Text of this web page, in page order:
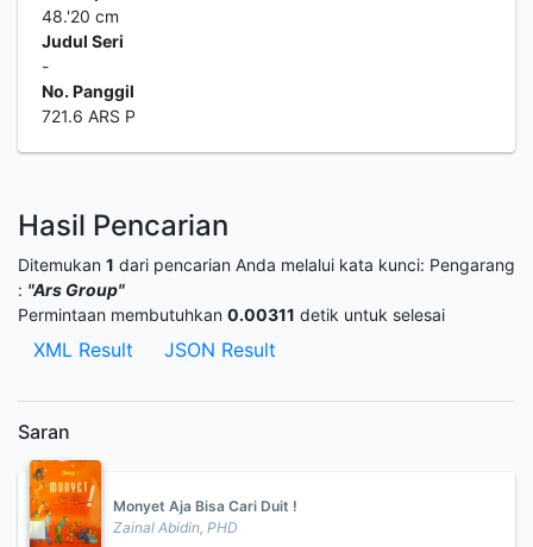
48.'20 cm
Judul Seri
-
No. Panggil
721.6 ARS P
Hasil Pencarian
Ditemukan 1 dari pencarian Anda melalui kata kunci: Pengarang
: "Ars Group"
Permintaan membutuhkan 0.00311 detik untuk selesai
XML Result JSON Result
Saran
Monyet Aja Bisa Cari Duit !
Zainal Abidin, PHD